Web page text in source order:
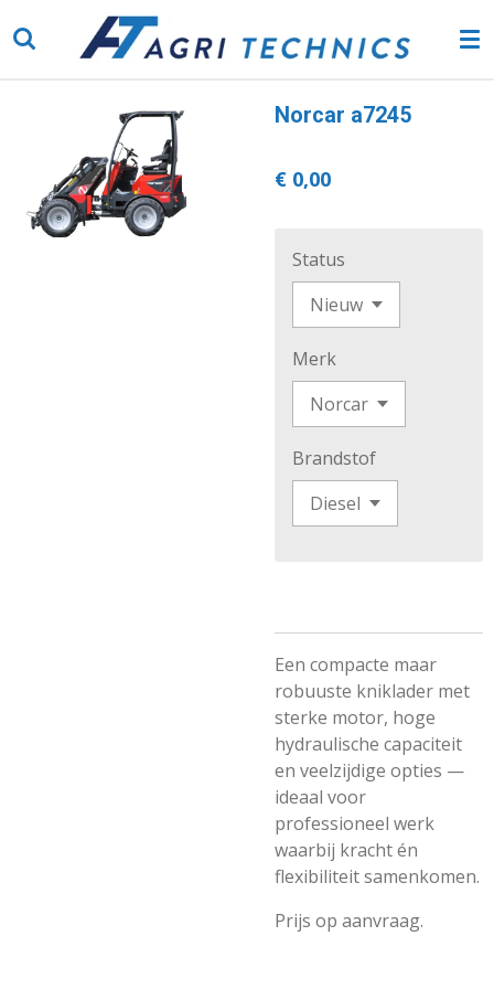
direct
Norcar a7245
€ 0,00
Status
Merk
Brandstof
Een compacte maar
robuuste kniklader met
sterke motor, hoge
hydraulische capaciteit
en veelzijdige opties —
ideaal voor
professioneel werk
waarbij kracht én
flexibiliteit samenkomen.
Prijs op aanvraag.